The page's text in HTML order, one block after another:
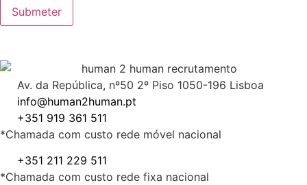
Submeter
Av. da República, nº50 2º Piso 1050-196 Lisboa
info@human2human.pt
+351 919 361 511
*Chamada com custo rede móvel nacional
+351 211 229 511
*Chamada com custo rede fixa nacional